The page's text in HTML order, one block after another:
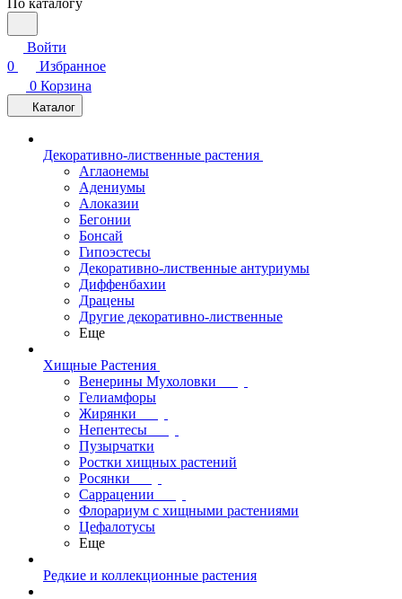
По каталогу
Войти
0
Избранное
0 Корзина
Каталог
Декоративно-лиственные растения
Аглаонемы
Адениумы
Алоказии
Бегонии
Бонсай
Гипоэстесы
Декоративно-лиственные антуриумы
Диффенбахии
Драцены
Другие декоративно-лиственные
Еще
Хищные Растения
Венерины Мухоловки
Гелиамфоры
Жирянки
Непентесы
Пузырчатки
Ростки хищных растений
Росянки
Саррацении
Флорариум с хищными растениями
Цефалотусы
Еще
Редкие и коллекционные растения